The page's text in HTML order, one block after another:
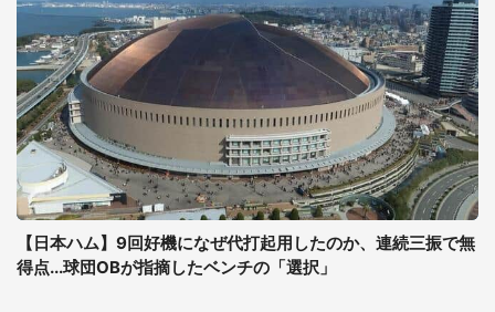
【日本ハム】9回好機になぜ代打起用したのか、連続三振で無
得点...球団OBが指摘したベンチの「選択」